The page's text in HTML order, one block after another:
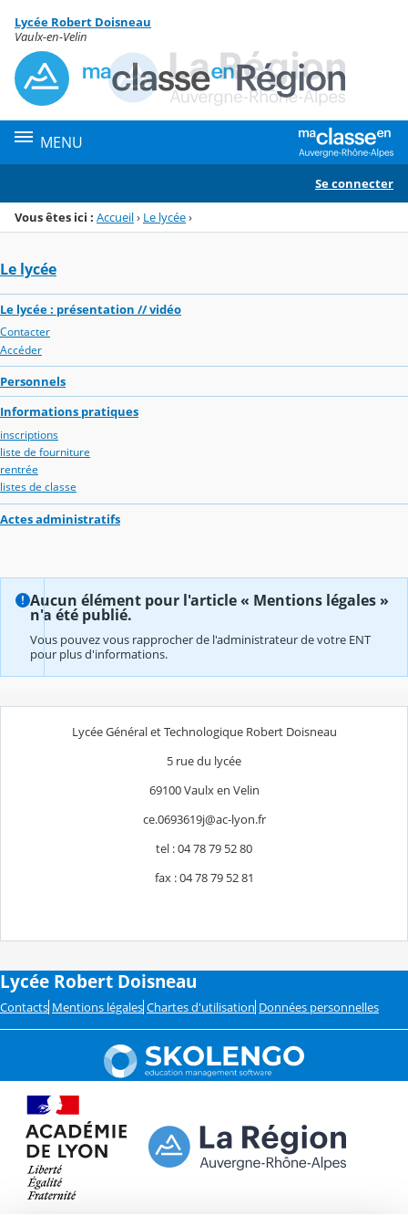
Menu de la rubrique
Contenu
Lycée Robert Doisneau
Vaulx-en-Velin
MENU
Se connecter
Vous êtes ici : Accueil› Le lycée›
Le lycée
Le lycée : présentation // vidéo
Contacter
Accéder
Personnels
Informations pratiques
inscriptions
liste de fourniture
rentrée
listes de classe
Actes administratifs
Aucun élément pour l'article « Mentions légales »
n'a été publié.
Vous pouvez vous rapprocher de l'administrateur de votre ENT
pour plus d'informations.
Lycée Général et Technologique Robert Doisneau
5 rue du lycée
69100 Vaulx en Velin
ce.0693619j@ac-lyon.fr
tel : 04 78 79 52 80
fax : 04 78 79 52 81
Lycée Robert Doisneau
Contacts Mentions légales Chartes d'utilisation Données personnelles